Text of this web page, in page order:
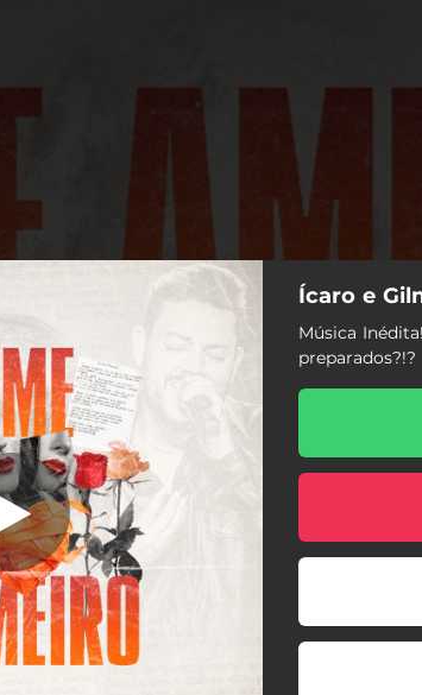
Se Ame Primeiro (Ao Vivo)
Ícaro e
Música
preparados?!?